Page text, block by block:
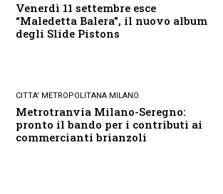
Venerdì 11 settembre esce
“Maledetta Balera”, il nuovo album
degli Slide Pistons
CITTA' METROPOLITANA MILANO
Metrotranvia Milano-Seregno:
pronto il bando per i contributi ai
commercianti brianzoli